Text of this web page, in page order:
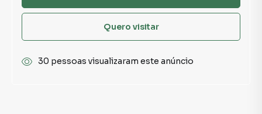
Quero visitar
30 pessoas visualizaram este anúncio